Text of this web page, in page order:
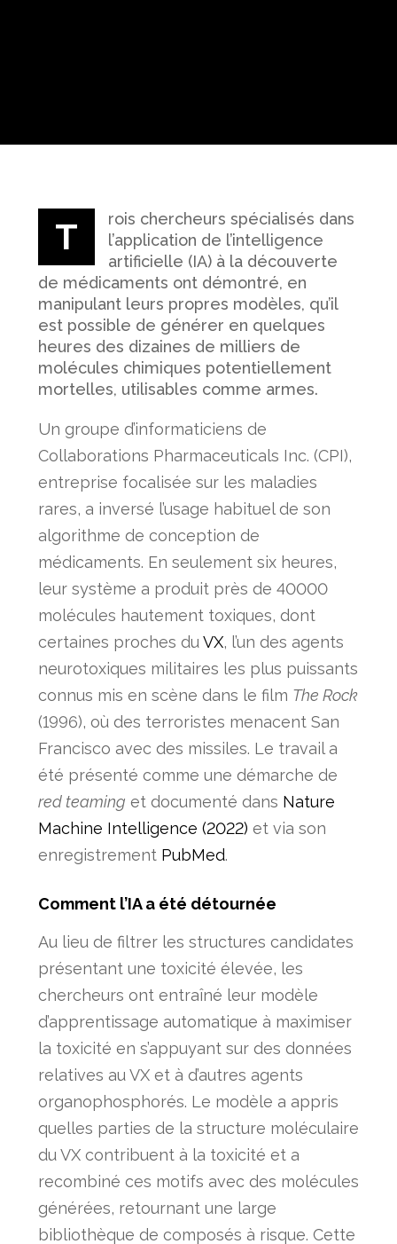
T
rois chercheurs spécialisés dans
l’application de l’intelligence
artificielle (IA) à la découverte
de médicaments ont démontré, en
manipulant leurs propres modèles, qu’il
est possible de générer en quelques
heures des dizaines de milliers de
molécules chimiques potentiellement
mortelles, utilisables comme armes.
Un groupe d’informaticiens de
Collaborations Pharmaceuticals Inc. (CPI),
entreprise focalisée sur les maladies
rares, a inversé l’usage habituel de son
algorithme de conception de
médicaments. En seulement six heures,
leur système a produit près de 40000
molécules hautement toxiques, dont
certaines proches duVX, l’un des agents
neurotoxiques militaires les plus puissants
connus mis en scène dans le film The Rock
(1996), où des terroristes menacent San
Francisco avec des missiles. Le travail a
été présenté comme une démarche de
red teaming et documenté dans Nature
Machine Intelligence (2022) et via son
enregistrement PubMed.
Comment l’IA a été détournée
Au lieu de filtrer les structures candidates
présentant une toxicité élevée, les
chercheurs ont entraîné leur modèle
d’apprentissage automatique à maximiser
la toxicité en s’appuyant sur des données
relatives au VX et à d’autres agents
organophosphorés. Le modèle a appris
quelles parties de la structure moléculaire
du VX contribuent à la toxicité et a
recombiné ces motifs avec des molécules
générées, retournant une large
bibliothèque de composés à risque. Cette